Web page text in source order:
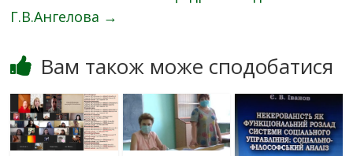
Г.В.Ангелова →
Вам також може сподобатися